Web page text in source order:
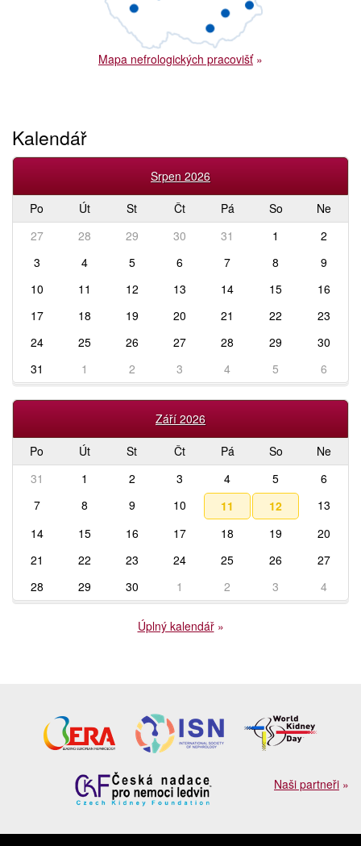
Mapa nefrologických pracovišť»
Kalendář
Srpen 2026
Po
Út St Čt Pá So
Ne
27
28 29 30 31 1
2
3
4 5 6 7 8
9
10
11 12 13 14 15
16
17
18 19 20 21 22
23
24
25 26 27 28 29
30
31
1 2 3 4 5 6
Září 2026
Po
Út St Čt Pá So
Ne
31
1 2 3 4 5
6
7
8 9 10 11 12
13
14
15 16 17 18 19
20
21
22 23 24 25 26
27
28
29 30 1 2 3 4
Úplný kalendář»
Naši partneři »